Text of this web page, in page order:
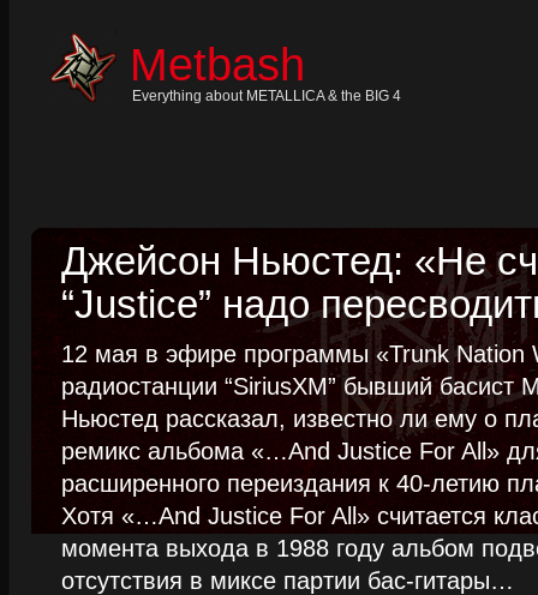
Metbash
Everything about METALLICA & the BIG 4
Джейсон Ньюстед: «Не
“Justice” надо
12 мая в эфире программы «Trunk Nation
радиостанции “SiriusXM” бывший басист
Ньюстед рассказал, известно ли ему о
ремикс альбома «…And Justice For All»
расширенного переиздания к 40-летию
Хотя «…And Justice For All» считается
момента выхода в 1988 году альбом
отсутствия в миксе партии бас-гитары…